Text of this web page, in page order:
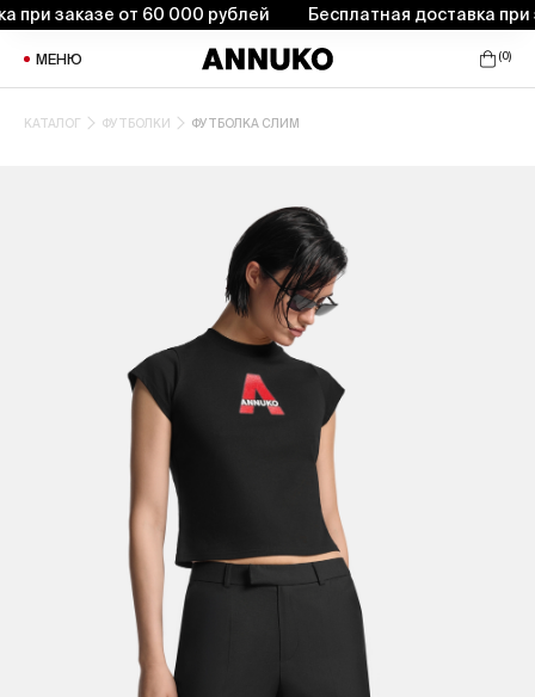
заказе от 60 000 рублей Бесплатная доставка при
МЕНЮ (0)
КАТАЛОГ ФУТБОЛКИ ФУТБОЛКА СЛИМ